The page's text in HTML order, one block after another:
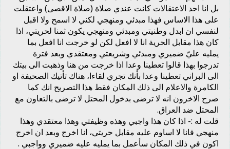
بل انا احد الاعتقالات كانت عندي صلاة (صلاة الاقصى) واعتقلت
على هذا الاساس فهذا مبدئي ومنهجي لكني لا اسمح ولا اقبل
لنفسي ان ابدل وطنيتي ومبدئي ومنهجي يكون ثمنا لحريتي، اذا
كان هذا مقابل الحرية انا لا افعل لكن لو خرجت انا افعل بما
يمليه عليّ ضميري ومبدئي وشريعتي ومعتقدي وبعد فترة
تدرجوا بهذا قالوا تعطينا وعدا اذا خرجت من هنا وذهبت الى بيتك
الى البراني تعطينا وعدا بأنك تجري لقاءا، هناك تأتيك الصحيفة او
الكامرة والاعلام الى ذلك المكان فقط هذا التصريح انك كما
صرح الاخرون انه لا ترضى بدخول المحتل لا ترضى بالتعاون مع
المحتل ضد العراق.
قلت له :- اذا كان هذا واجبي وهذه وظيفتي وهذا معتقدي وهذا
منهجي فانا لا اساوم عليه مقابل حريتي، انا اخرج وبعد ان اخرج
اكون في ذلك المكان سأعمل بما يمليه عليه ضميري وواجبي .